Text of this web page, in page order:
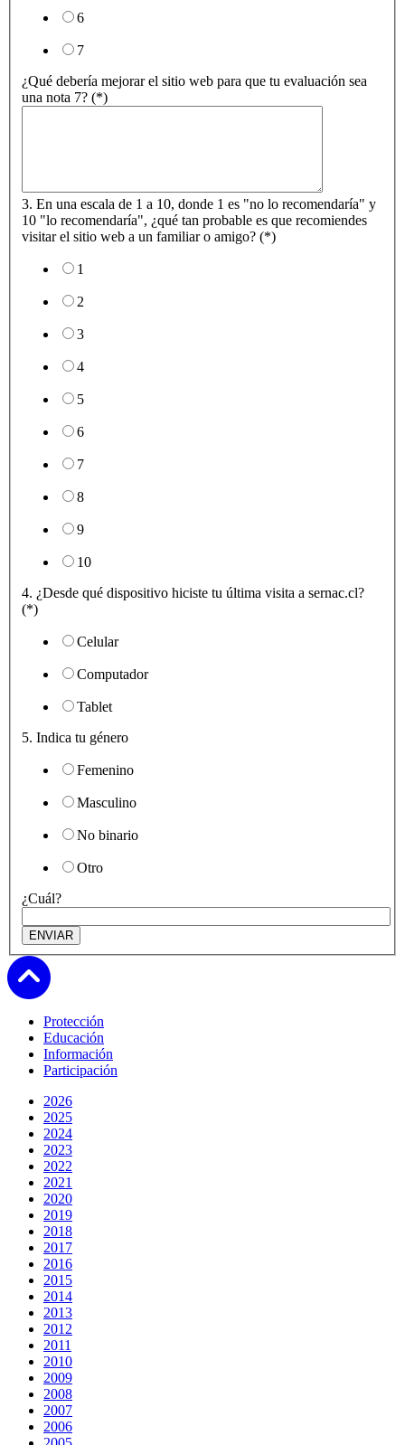
6
7
¿Qué debería mejorar el sitio web para que tu evaluación sea
una nota 7? (*)
3. En una escala de 1 a 10, donde 1 es "no lo recomendaría" y
10 "lo recomendaría", ¿qué tan probable es que recomiendes
visitar el sitio web a un familiar o amigo? (*)
1
2
3
4
5
6
7
8
9
10
4. ¿Desde qué dispositivo hiciste tu última visita a sernac.cl?
(*)
Celular
Computador
Tablet
5. Indica tu género
Femenino
Masculino
No binario
Otro
¿Cuál?
Protección
Educación
Información
Participación
2026
2025
2024
2023
2022
2021
2020
2019
2018
2017
2016
2015
2014
2013
2012
2011
2010
2009
2008
2007
2006